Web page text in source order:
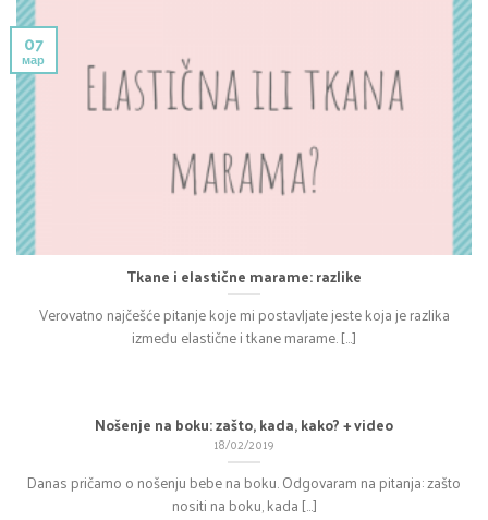
Tkane i elastične marame: razlike
Verovatno najčešće pitanje koje mi postavljate jeste koja je razlika
između elastične i tkane marame. [...]
07
мар
Nošenje na boku: zašto, kada, kako? + video
18/02/2019
Danas pričamo o nošenju bebe na boku. Odgovaram na pitanja: zašto
nositi na boku, kada [...]